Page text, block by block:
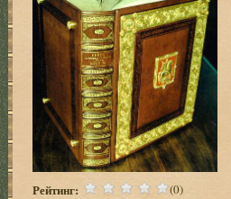
Рейтинг: (0)